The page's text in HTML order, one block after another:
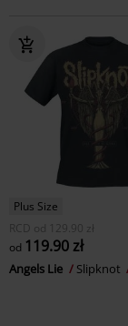
Plus Size
RCD
od 129.90 zł
od 119.90 zł
Angels Lie Slipknot